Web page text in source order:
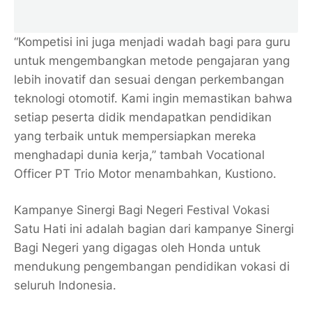
“Kompetisi ini juga menjadi wadah bagi para guru
untuk mengembangkan metode pengajaran yang
lebih inovatif dan sesuai dengan perkembangan
teknologi otomotif. Kami ingin memastikan bahwa
setiap peserta didik mendapatkan pendidikan
yang terbaik untuk mempersiapkan mereka
menghadapi dunia kerja,” tambah Vocational
Officer PT Trio Motor menambahkan, Kustiono.
Kampanye Sinergi Bagi Negeri Festival Vokasi
Satu Hati ini adalah bagian dari kampanye Sinergi
Bagi Negeri yang digagas oleh Honda untuk
mendukung pengembangan pendidikan vokasi di
seluruh Indonesia.